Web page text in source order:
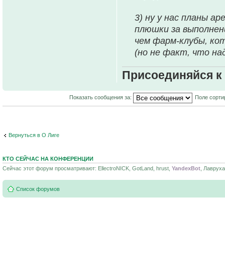
3) ну у нас планы
плюшки за
чем фарм-клубы,
(но не факт, что
Присоединяйся
Показать сообщения за: Поле
Вернуться в О Лиге
КТО СЕЙЧАС НА КОНФЕРЕНЦИИ
Сейчас этот форум просматривают: EllectroNICK, GotLand, hrust, YandexBot ,
Список форумов